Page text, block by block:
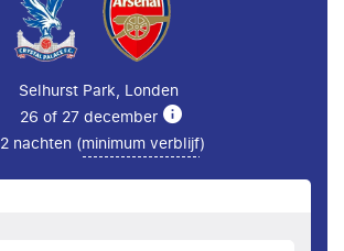
Selhurst Park, Londen
26 of 27 december
2 nachten (minimum verblijf)